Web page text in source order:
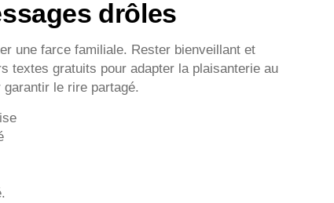
drôles
une farce familiale. Rester bienveillant et
textes gratuits pour adapter la plaisanterie au
le rire partagé.